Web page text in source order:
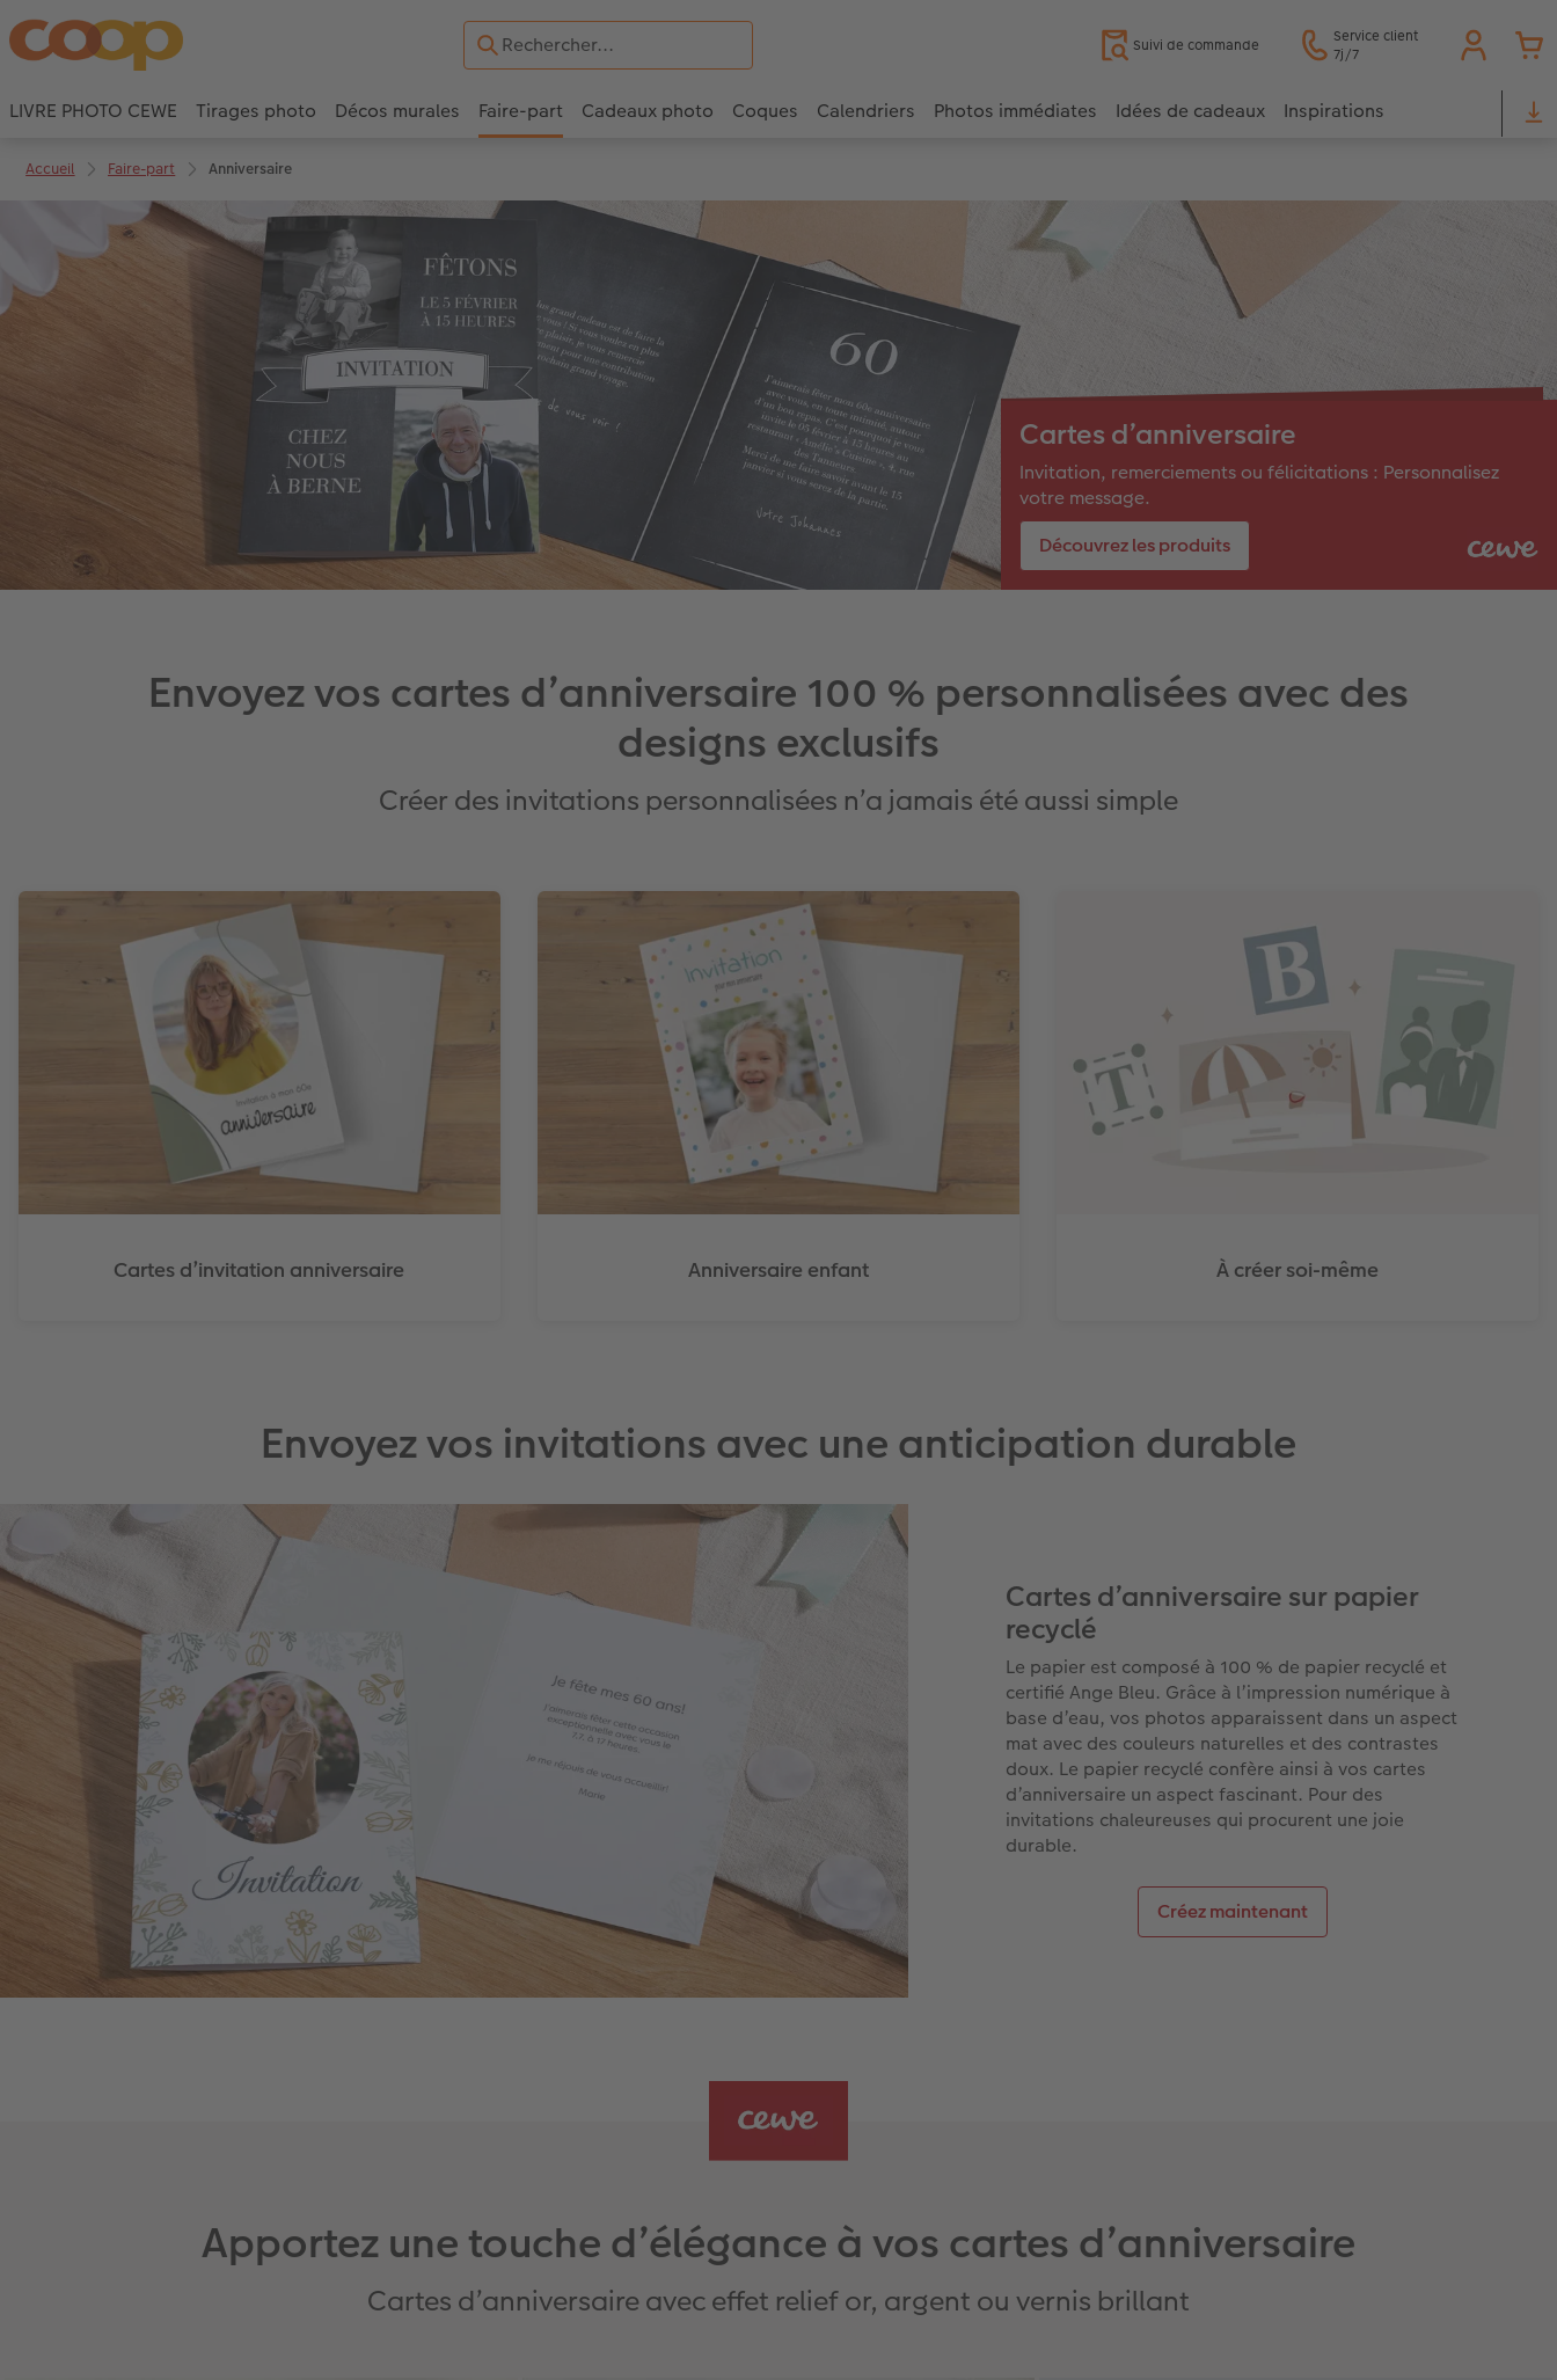
Suivi de commande
Service client
7j/7
LIVRE PHOTO CEWE Tirages photo Décos murales Faire-part Cadeaux photo Coques Calendriers Photos immédiates Idées de cadeaux Inspirations
Accueil Faire-part Anniversaire
Cartes d’anniversaire
Invitation, remerciements ou félicitations : Personnalisez
votre message.
Découvrez les produits
Envoyez vos cartes d’anniversaire 100 % personnalisées avec des
designs exclusifs
Créer des invitations personnalisées n’a jamais été aussi simple
Cartes d’invitation anniversaire Anniversaire enfant À créer soi-même
Envoyez vos invitations avec une anticipation durable
Cartes d’anniversaire sur papier
recyclé
Le papier est composé à 100 % de papier recyclé et
certifié Ange Bleu. Grâce à l’impression numérique à
base d’eau, vos photos apparaissent dans un aspect
mat avec des couleurs naturelles et des contrastes
doux. Le papier recyclé confère ainsi à vos cartes
d’anniversaire un aspect fascinant. Pour des
invitations chaleureuses qui procurent une joie
durable.
Créez maintenant
Apportez une touche d’élégance à vos cartes d’anniversaire
Cartes d’anniversaire avec effet relief or, argent ou vernis brillant